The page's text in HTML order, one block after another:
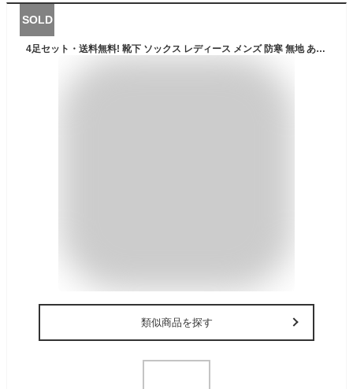
SOLD
4足セット・送料無料! 靴下 ソックス レディース メンズ 防寒 無地 あったか 暖かい 秋 冬 厚手 綿 セット ビジネスソックス コットン 4足組 ハイソックス 男靴下 レディース靴下 女靴下 メンズ靴下 ソックスメンズ 冷え対策 くつした おしゃれ
類似商品を探す